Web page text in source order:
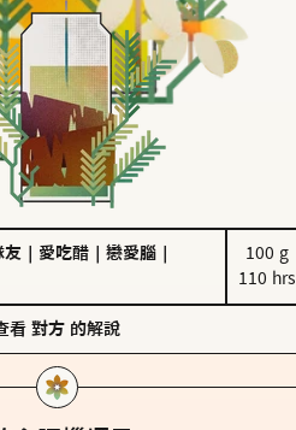
友 愛吃醋 戀愛腦
100 g
110 hrs
看 對方 的解說